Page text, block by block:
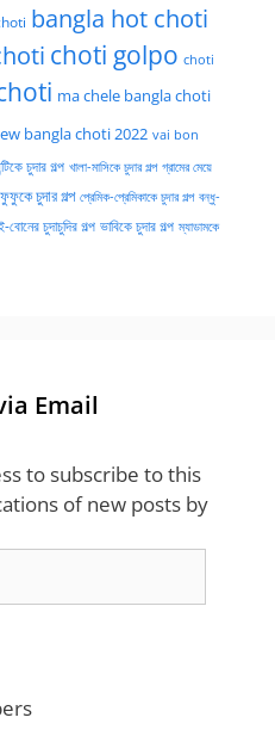
bangla hot choti
choti golpo choti
ma chele bangla choti
bangla choti 2022 vai bon
চুদার গল্প খালা-মাসিকে চুদার গল্প গ্রামের মেয়ে
চুদার গল্প প্রেমিক-প্রেমিকাকে চুদার গল্প বন্ধু-
বোনের চুদাচুদির গল্প ভাবিকে চুদার গল্প ম্যাডামকে
Email
to subscribe to this
of new posts by